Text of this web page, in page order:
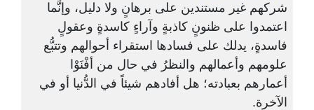
شركهم غير مستندين على برهانٍ ولا دليل، وإنَّما
اعتمدوا على ظنونٍ كاذبةٍ وآراءٍ كاسدةٍ وعقولٍ
فاسدةٍ، يدلك على فسادها استقراء أحوالهم وتتبُّع
علومهم وأعمالهم والنظرُ في حال من أفْنَوْا
أعمارهم بعبادته؛ هل أفادهم شيئاً في الدُّنيا أو في
الآخرة.